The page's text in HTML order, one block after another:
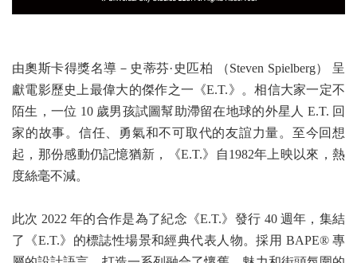
由奧斯卡得獎名導－史蒂芬·史匹柏 （Steven Spielberg） 呈
獻電影歷史上最偉大的傑作之一《E.T.》。相信大家一定不
陌生，一位 10 歲男孩試圖幫助滯留在地球的外星人 E.T. 回
家的故事。信任、勇氣和不可取代的友誼力量。至今回想
起，那份感動仍記憶猶新，《E.T.》自1982年上映以來，熱
度絲毫不減。
此次 2022 年的合作是為了紀念《E.T.》發行 40 週年，集結
了《E.T.》的標誌性場景和經典代表人物。採用 BAPE®︎ 專